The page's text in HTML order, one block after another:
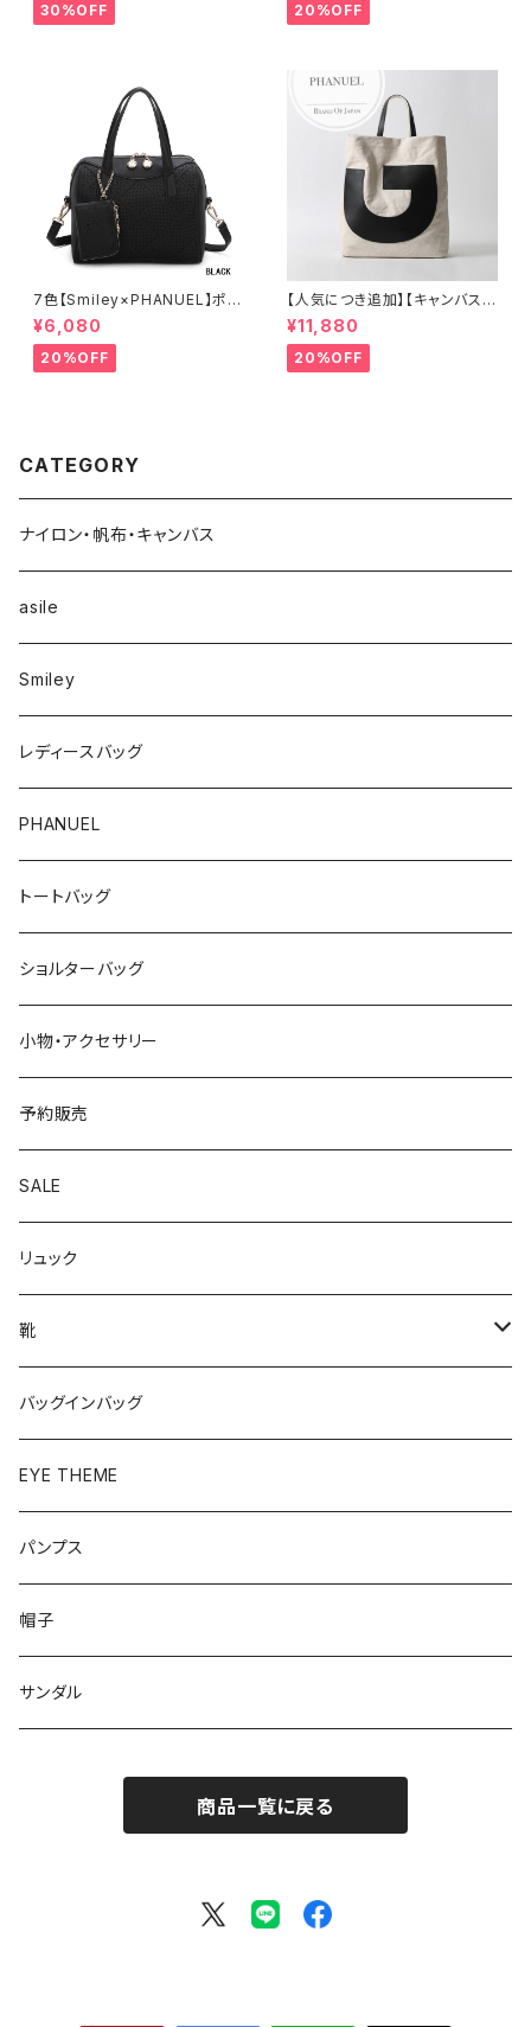
30%OFF 20%OFF
7色【Smiley×PHANUEL】ポー
チ付き、ボストンハンドバッグ シ
ョルダーバッグ 2WAY A8937-
3
¥6,080
20%OFF
【人気につき追加】【キャンバス×
牛革】A4 2way 肩がけ ショル
ダー 縦長トートバッグ レディー
ス 888389
¥11,880
20%OFF
CATEGORY
ナイロン・帆布・キャンバス
asile
Smiley
レディースバッグ
PHANUEL
トートバッグ
ショルターバッグ
小物・アクセサリー
予約販売
SALE
リュック
靴
パンプス
ベーシック
ローファー
ブーツ
バッグインバッグ
EYE THEME
パンプス
帽子
サンダル
商品一覧に戻る